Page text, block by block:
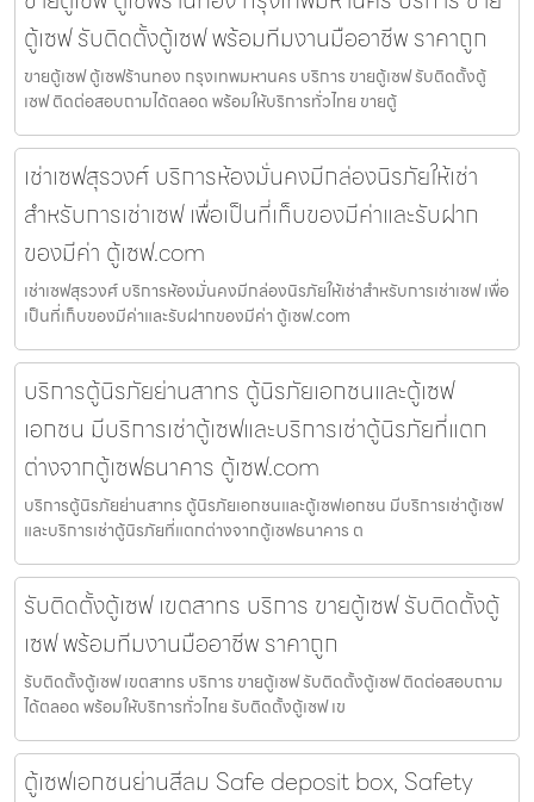
ตู้เซฟ รับติดตั้งตู้เซฟ พร้อมทีมงานมืออาชีพ ราคาถูก
ขายตู้เซฟ ตู้เซฟร้านทอง กรุงเทพมหานคร บริการ ขายตู้เซฟ รับติดตั้งตู้
เซฟ ติดต่อสอบถามได้ตลอด พร้อมให้บริการทั่วไทย ขายตู้
เช่าเซฟสุรวงศ์ บริการห้องมั่นคงมีกล่องนิรภัยให้เช่า
สำหรับการเช่าเซฟ เพื่อเป็นที่เก็บของมีค่าและรับฝาก
ของมีค่า ตู้เซฟ.com
เช่าเซฟสุรวงศ์ บริการห้องมั่นคงมีกล่องนิรภัยให้เช่าสำหรับการเช่าเซฟ เพื่อ
เป็นที่เก็บของมีค่าและรับฝากของมีค่า ตู้เซฟ.com
บริการตู้นิรภัยย่านสาทร ตู้นิรภัยเอกชนและตู้เซฟ
เอกชน มีบริการเช่าตู้เซฟและบริการเช่าตู้นิรภัยที่แตก
ต่างจากตู้เซฟธนาคาร ตู้เซฟ.com
บริการตู้นิรภัยย่านสาทร ตู้นิรภัยเอกชนและตู้เซฟเอกชน มีบริการเช่าตู้เซฟ
และบริการเช่าตู้นิรภัยที่แตกต่างจากตู้เซฟธนาคาร ต
รับติดตั้งตู้เซฟ เขตสาทร บริการ ขายตู้เซฟ รับติดตั้งตู้
เซฟ พร้อมทีมงานมืออาชีพ ราคาถูก
รับติดตั้งตู้เซฟ เขตสาทร บริการ ขายตู้เซฟ รับติดตั้งตู้เซฟ ติดต่อสอบถาม
ได้ตลอด พร้อมให้บริการทั่วไทย รับติดตั้งตู้เซฟ เข
ตู้เซฟเอกชนย่านสีลม Safe deposit box, Safety